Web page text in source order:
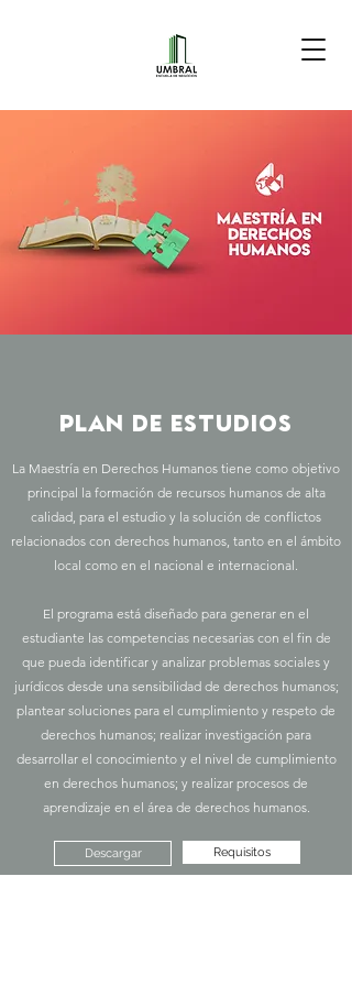
PLAN DE ESTUDIOS
La Maestría en Derechos Humanos tiene como objetivo
principal la formación de recursos humanos de alta
calidad, para el estudio y la solución de conflictos
relacionados con derechos humanos, tanto en el ámbito
local como en el nacional e internacional.
El programa está diseñado para generar en el
estudiante las competencias necesarias con el fin de
que pueda identificar y analizar problemas sociales y
jurídicos desde una sensibilidad de derechos humanos;
plantear soluciones para el cumplimiento y respeto de
derechos humanos; realizar investigación para
desarrollar el conocimiento y el nivel de cumplimiento
en derechos humanos; y realizar procesos de
aprendizaje en el área de derechos humanos.
Descargar Requisitos